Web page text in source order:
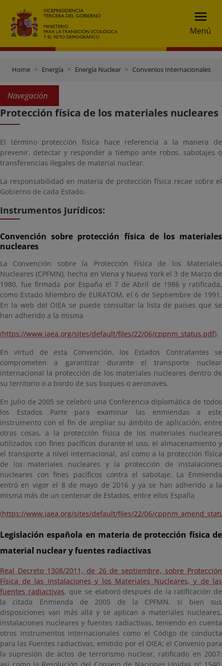
Menú
Home Energía Energía Nuclear Convenios Internacionales
Navegación
Protección física de los materiales nucleares
El término protección física hace referencia a la manera de
prevenir, detectar y responder a tiempo ante robos, sabotajes o
transferencias ilegales de material nuclear.
La responsabilidad en materia de protección física recae sobre el
Gobierno de cada Estado.
Instrumentos Jurídicos:
Convención sobre protección física de los materiales
nucleares
La Convención sobre la Protección Física de los Materiales
Nucleares (CPFMN), hecha en Viena y Nueva York el 3 de Marzo de
1980, fue firmada por España el 7 de Abril de 1986 y ratificada,
como Estado Miembro de EURATOM, el 6 de Septiembre de 1991.
En la web del OIEA se puede consultar la lista de países que se
han adherido a la misma
(https://www.iaea.org/sites/default/files/22/06/cppnm_status.pdf).
En virtud de esta Convención, los Estados Contratantes se
comprometen a garantizar durante el transporte nuclear
internacional la protección de los materiales nucleares dentro de
su territorio o a bordo de sus buques o aeronaves.
En Julio de 2005 se celebró una Conferencia diplomática de todos
los Estados Parte para examinar las enmiendas a este
instrumento con el fin de ampliar su ámbito de aplicación, entre
otras cosas, a la protección física de los materiales nucleares
utilizados con fines pacíficos durante el uso, el almacenamiento y
el transporte a nivel internacional, así como a la protección física
de los materiales nucleares y la protección de instalaciones
nucleares con fines pacíficos contra el sabotaje. La Enmienda
entró en vigor el 8 de mayo de 2016 y ya se han adherido a la
misma más de un centenar de Estados, entre ellos España
(https://www.iaea.org/sites/default/files/22/06/
Legislación española en materia de protección física de
material nuclear y fuentes radiactivas
Real Decreto 1308/2011, de 26 de septiembre, sobre Protección
Física de las instalaciones y los Materiales Nucleares, y de las
fuentes radiactivas, que se elaboró después de la ratificación de
la citada Enmienda de 2005 de la CPFMN, si bien sus
disposiciones van más allá y se aplican a materiales nucleares,
instalaciones nucleares y fuentes radiactivas, teniendo en cuenta
otros instrumentos internacionales como el Código de conducta
para las Fuentes radiactivas, emitido por el OIEA; el Convenio para
la supresión de actos de terrorismo nuclear, ratificado en 2007;